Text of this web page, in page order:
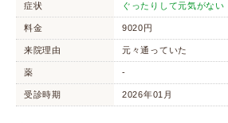
症状 ぐったりして元気がない
料金 9020円
来院理由 元々通っていた
薬 -
受診時期 2026年01月